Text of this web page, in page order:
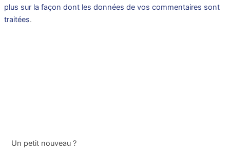
plus sur la façon dont les données de vos commentaires sont
traitées.
Un petit nouveau ?